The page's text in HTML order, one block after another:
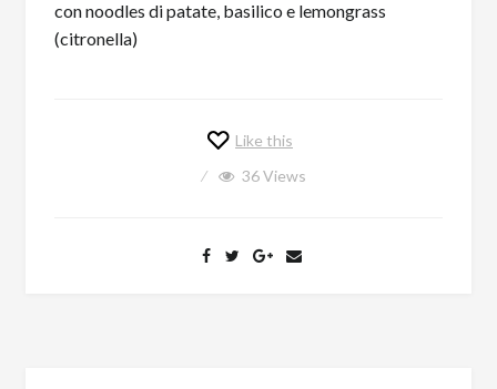
Like this
36Views